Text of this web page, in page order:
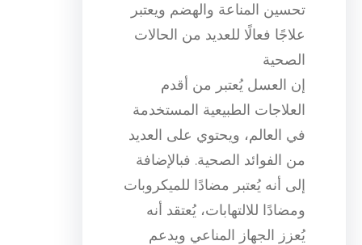
تحسين المناعة والهضم ويعتبر
علاجًا فعالًا للعديد من الحالات
الصحية
إن العسل يُعتبر من أقدم
العلاجات الطبيعية المستخدمة
في العالم، ويحتوي على العديد
من الفوائد الصحية. فبالإضافة
إلى أنه يُعتبر مضادًا للميكروبات
ومضادًا للالتهابات، يُعتقد أنه
يُعزز الجهاز المناعي ويدعم